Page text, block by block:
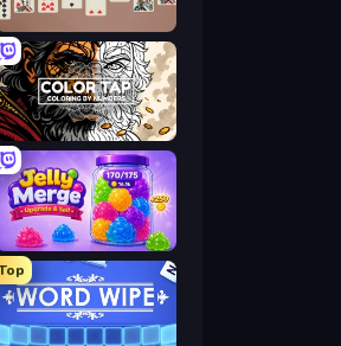
Spider Solitaire 2 Suits
Color Tap: Coloring by Numbers
Jelly Merge: Upgrade & Sell